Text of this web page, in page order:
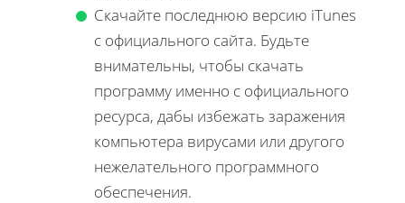
Скачайте последнюю версию iTunes
с официального сайта. Будьте
внимательны, чтобы скачать
программу именно с официального
ресурса, дабы избежать заражения
компьютера вирусами или другого
нежелательного программного
обеспечения.